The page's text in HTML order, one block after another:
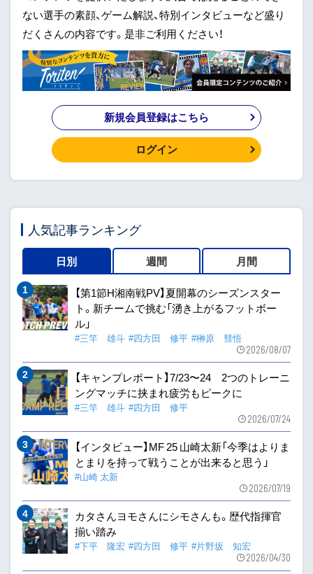
ない選手の素顔、ゲーム解説、特別インタビューなど盛り
だくさんの内容です。是非ご利用ください！
新規会員登録はこちら
ログイン
人気記事ランキング
日別 週間 月間
【第1節H湘南戦PV】夏開幕のシーズンスター
ト。新チームで挑む「湧き上がるフットボー
ル」
#三竿 雄斗 #四方田 修平 #榊原 彗悟
2026/08/07
【キャンプレポート】7/23〜24 2つのトレーニ
ングマッチに挟まれ疲労もピークに
#三竿 雄斗 #四方田 修平
2026/07/24
【インタビュー】MF 25 山崎太新「今季はよりま
とまりを持って戦うことが出来ると思う」
#山崎 太新
2026/07/19
カタさんヨモさんにシモさんも。歴代指揮官
揃い踏み
#下平 隆宏 #四方田 修平 #片野坂 知宏
2026/04/30